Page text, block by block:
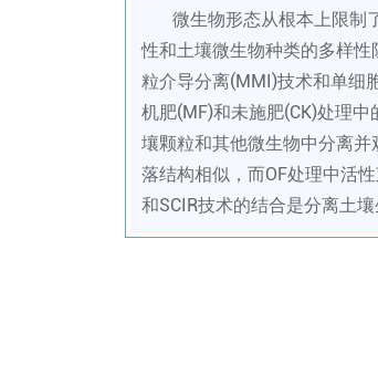
微生物形态从根本上限制
性和土壤微生物种类的多样
粒介导分离(MMI)技术和单细
机肥(MF)和未施肥(CK)处理
壤颗粒和其他微生物中分离
落结构相似，而OF处理中活
和SCIR技术的结合是分离土